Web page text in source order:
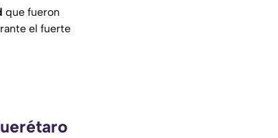
que fueron
el fuerte